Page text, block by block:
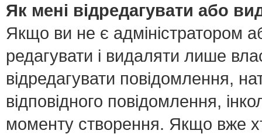
Як мені відредагувати або
Якщо ви не є адміністратором
редагувати і видаляти лише
відредагувати повідомлення,
відповідного повідомлення,
моменту створення. Якщо вже